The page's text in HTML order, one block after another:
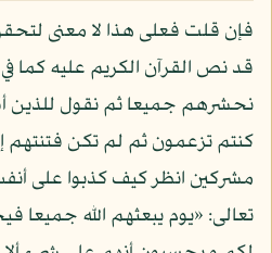
فإن قلت فعلى هذا لا معنى
قد نص القرآن الكريم عليه كما
نحشرهم جميعا ثم نقول للذين
كنتم تزعمون ثم لم تكن فتنتهم إلا
تعالى: «يوم يبعثهم الله جميعا